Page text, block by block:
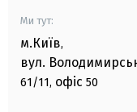
Ми тут:
м.Київ,
вул.
61/11, офіс 50